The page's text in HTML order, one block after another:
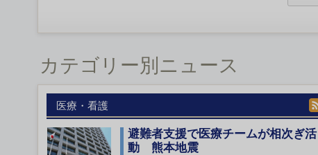
カテゴリー別ニュース
医療・看護
避難者支援で医療チームが相次ぎ活
動 熊本地震